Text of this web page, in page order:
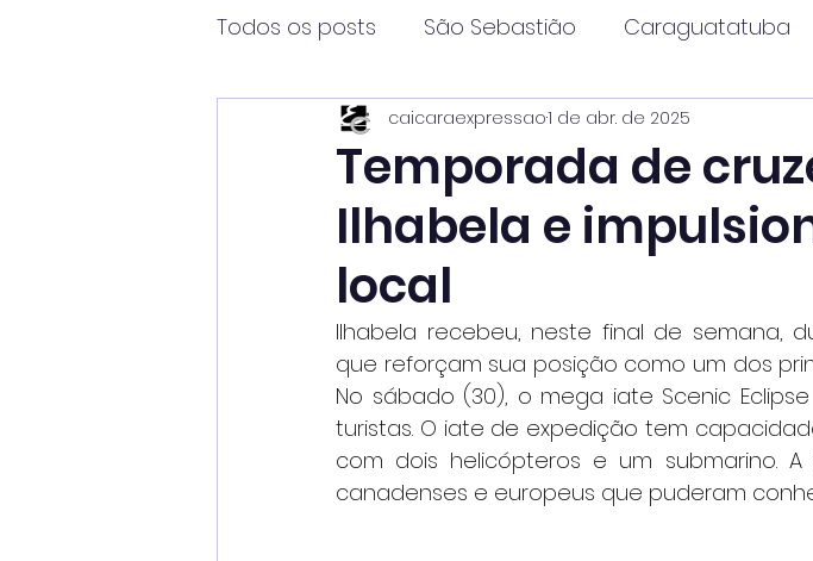
Todos os posts São Sebastião Caraguatatuba
Página2 Itanhaém Guaratinguetá
Temporada de
Ilhabela e
local
caicaraexpressao1 de abr. de 2025
Ilhabela recebeu, neste final de semana,
que reforçam sua posição como um dos
No sábado (30), o mega iate Scenic
turistas. O iate de expedição tem
com dois helicópteros e um submarino.
canadenses e europeus que puderam